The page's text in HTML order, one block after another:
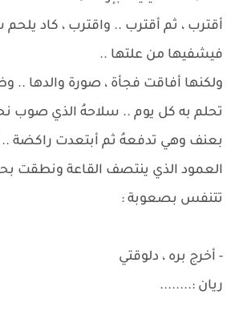
أقترب ، ثم أقترب .. واقترب ، كاد
فيشفيها من علتها ..
ولكنها أفاقت فجأة ، صورة والدها ..
تحلم به كل يوم .. سلاحهُ الذي صوب
بعنف وهي تدفعهُ ثم أبتعدت راكضة ..
العمود الذي ينتصف القاعة ونطقت
تتنفس بصعوبة :
- أخرج بره ، دلوقتي
ريان :........